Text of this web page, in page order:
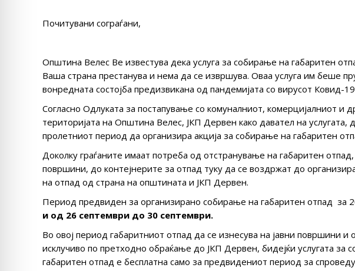
Почитувани сограѓани,
Општина Велес Ве известува дека услуга за собирање на габаритен
Ваша страна престанува и нема да се извршува. Оваа услуга им беше
вонредната состојба предизвикана од пандемијата со вирусот Ковид-
Согласно Одлуката за постапување со комуналниот, комерцијалниот и
територијата на Општина Велес, ЈКП Дервен како давател на
пролетниот период да организира акција за собирање на габаритен
Доколку граѓаните имаат потреба од отстранување на габаритен
површини, до контејнерите за отпад туку да се воздржат до
на отпад од страна на општината и ЈКП Дервен.
Период предвиден за организирaно собирање на габаритен отпад за
и од 26 септември до 30 септември.
Во овој период габаритниот отпад да се изнесува на јавни површини и
исклучиво по претходно обраќање до ЈКП Дервен, бидејќи услугата за
габаритен отпад е бесплатна само за предвидениот период за